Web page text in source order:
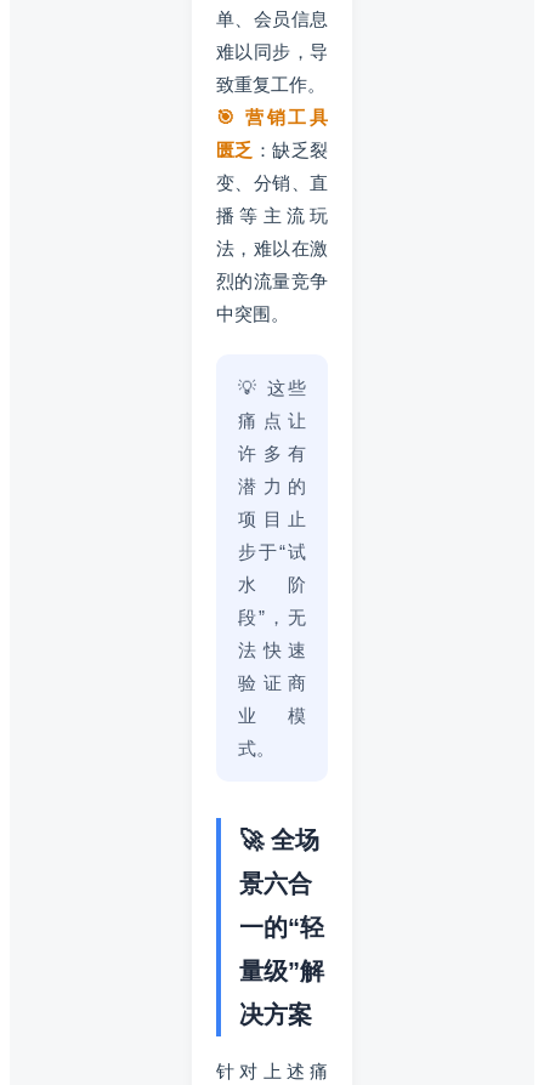
单、会员信息
难以同步，导
致重复工作。
🎯 营销工具
匮乏 ：缺乏裂
变、分销、直
播等主流玩
法，难以在激
烈的流量竞争
中突围。
💡 这些
痛点让
许多有
潜力的
项目止
步于“试
水阶
段”，无
法快速
验证商
业模
式。
🚀 全场
景六合
一的“轻
量级”解
决方案
针对上述痛